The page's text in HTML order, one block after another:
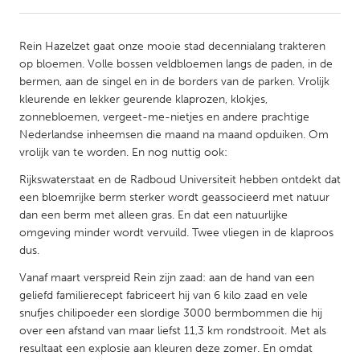
Amherstburg
Kingston
Kitchener-Waterloo
New Glasgow
Newmarket
Ottawa
South Shore
Toronto
MALAYSIA
Kuala Lumpur
Leiden
Rotterdam
Utrecht
Rein Hazelzet gaat onze mooie stad decennialang trakteren
op bloemen. Volle bossen veldbloemen langs de paden, in de
bermen, aan de singel en in de borders van de parken. Vrolijk
kleurende en lekker geurende klaprozen, klokjes,
zonnebloemen, vergeet-me-nietjes en andere prachtige
Nederlandse inheemsen die maand na maand opduiken. Om
vrolijk van te worden. En nog nuttig ook:
Rijkswaterstaat en de Radboud Universiteit hebben ontdekt dat
een bloemrijke berm sterker wordt geassocieerd met natuur
dan een berm met alleen gras. En dat een natuurlijke
omgeving minder wordt vervuild. Twee vliegen in de klaproos
dus.
Vanaf maart verspreid Rein zijn zaad: aan de hand van een
geliefd familierecept fabriceert hij van 6 kilo zaad en vele
snufjes chilipoeder een slordige 3000 bermbommen die hij
over een afstand van maar liefst 11,3 km rondstrooit. Met als
resultaat een explosie aan kleuren deze zomer. En omdat